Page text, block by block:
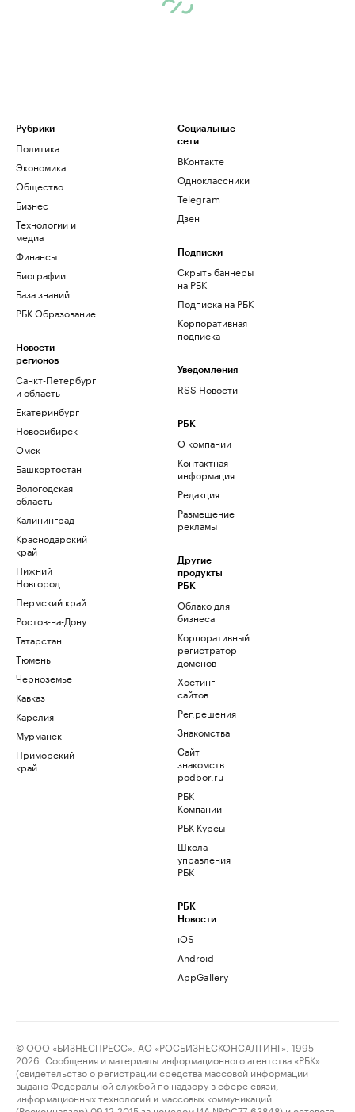
Рубрики
Политика
Экономика
Общество
Бизнес
Технологии и
медиа
Финансы
Биографии
База знаний
РБК Образование
Новости
регионов
Санкт-Петербург
и область
Екатеринбург
Новосибирск
Омск
Башкортостан
Вологодская
область
Калининград
Краснодарский
край
Нижний
Новгород
Пермский край
Ростов-на-Дону
Татарстан
Тюмень
Черноземье
Кавказ
Карелия
Мурманск
Приморский
край
Социальные
сети
ВКонтакте
Одноклассники
Telegram
Дзен
Подписки
Скрыть баннеры
на РБК
Подписка на РБК
Корпоративная
подписка
Уведомления
RSS Новости
РБК
О компании
Контактная
информация
Редакция
Размещение
рекламы
Другие
продукты
РБК
Облако для
бизнеса
Корпоративный
регистратор
доменов
Хостинг
сайтов
Рег.решения
Знакомства
Сайт
знакомств
podbor.ru
РБК
Компании
РБК Курсы
Школа
управления
РБК
РБК
Новости
iOS
Android
AppGallery
© ООО «БИЗНЕСПРЕСС», АО «РОСБИЗНЕСКОНСАЛТИНГ», 1995–
2026. Сообщения и материалы информационного агентства «РБК»
(свидетельство о регистрации средства массовой информации
выдано Федеральной службой по надзору в сфере связи,
информационных технологий и массовых коммуникаций